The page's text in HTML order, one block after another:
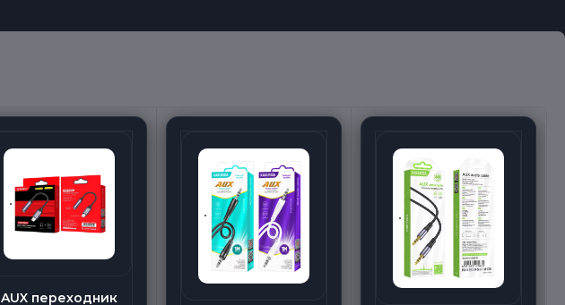
AUX переходник